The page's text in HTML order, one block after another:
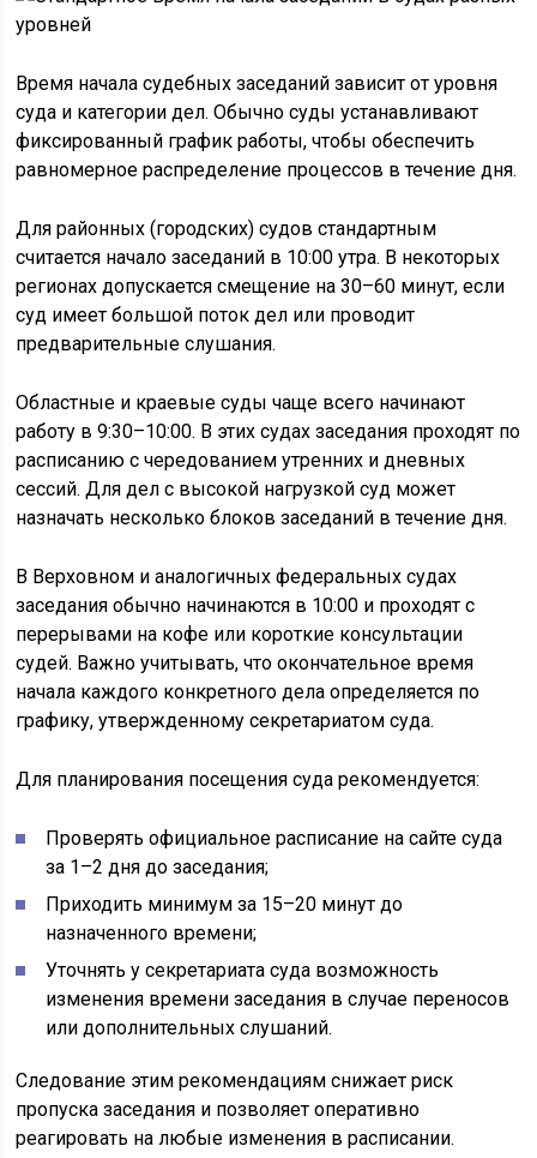
Время начала судебных заседаний зависит от уровня
суда и категории дел. Обычно суды устанавливают
фиксированный график работы, чтобы обеспечить
равномерное распределение процессов в течение дня.
Для районных (городских) судов стандартным
считается начало заседаний в 10:00 утра. В некоторых
регионах допускается смещение на 30–60 минут, если
суд имеет большой поток дел или проводит
предварительные слушания.
Областные и краевые суды чаще всего начинают
работу в 9:30–10:00. В этих судах заседания проходят по
расписанию с чередованием утренних и дневных
сессий. Для дел с высокой нагрузкой суд может
назначать несколько блоков заседаний в течение дня.
В Верховном и аналогичных федеральных судах
заседания обычно начинаются в 10:00 и проходят с
перерывами на кофе или короткие консультации
судей. Важно учитывать, что окончательное время
начала каждого конкретного дела определяется по
графику, утвержденному секретариатом суда.
Для планирования посещения суда рекомендуется:
Проверять официальное расписание на сайте суда
за 1–2 дня до заседания;
Приходить минимум за 15–20 минут до
назначенного времени;
Уточнять у секретариата суда возможность
изменения времени заседания в случае переносов
или дополнительных слушаний.
Следование этим рекомендациям снижает риск
пропуска заседания и позволяет оперативно
реагировать на любые изменения в расписании.